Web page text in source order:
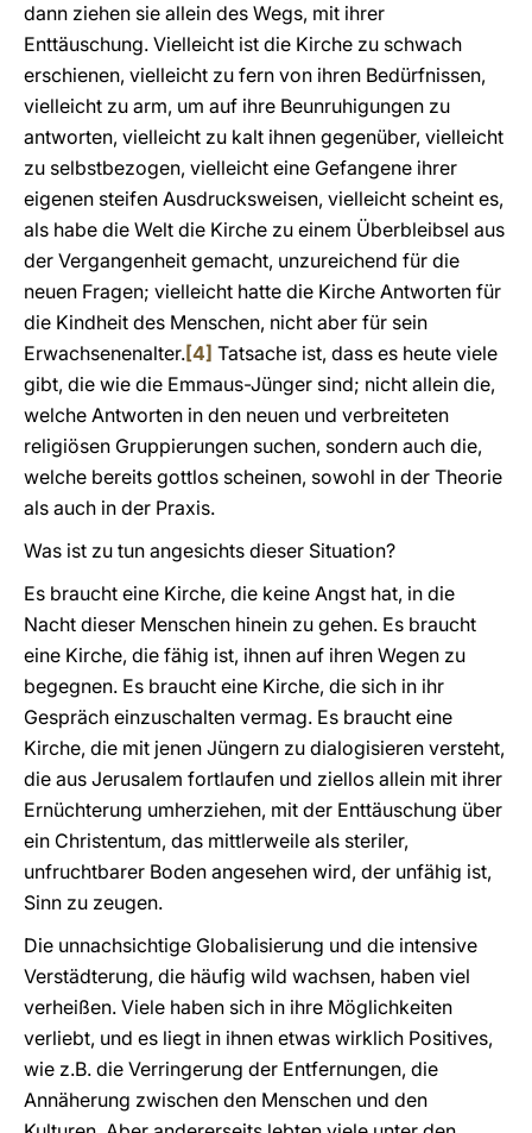
dann ziehen sie allein des Wegs, mit ihrer
Enttäuschung. Vielleicht ist die Kirche zu schwach
erschienen, vielleicht zu fern von ihren Bedürfnissen,
vielleicht zu arm, um auf ihre Beunruhigungen zu
antworten, vielleicht zu kalt ihnen gegenüber, vielleicht
zu selbstbezogen, vielleicht eine Gefangene ihrer
eigenen steifen Ausdrucksweisen, vielleicht scheint es,
als habe die Welt die Kirche zu einem Überbleibsel aus
der Vergangenheit gemacht, unzureichend für die
neuen Fragen; vielleicht hatte die Kirche Antworten für
die Kindheit des Menschen, nicht aber für sein
Erwachsenenalter.[4] Tatsache ist, dass es heute viele
gibt, die wie die Emmaus-Jünger sind; nicht allein die,
welche Antworten in den neuen und verbreiteten
religiösen Gruppierungen suchen, sondern auch die,
welche bereits gottlos scheinen, sowohl in der Theorie
als auch in der Praxis.
Was ist zu tun angesichts dieser Situation?
Es braucht eine Kirche, die keine Angst hat, in die
Nacht dieser Menschen hinein zu gehen. Es braucht
eine Kirche, die fähig ist, ihnen auf ihren Wegen zu
begegnen. Es braucht eine Kirche, die sich in ihr
Gespräch einzuschalten vermag. Es braucht eine
Kirche, die mit jenen Jüngern zu dialogisieren versteht,
die aus Jerusalem fortlaufen und ziellos allein mit ihrer
Ernüchterung umherziehen, mit der Enttäuschung über
ein Christentum, das mittlerweile als steriler,
unfruchtbarer Boden angesehen wird, der unfähig ist,
Sinn zu zeugen.
Die unnachsichtige Globalisierung und die intensive
Verstädterung, die häufig wild wachsen, haben viel
verheißen. Viele haben sich in ihre Möglichkeiten
verliebt, und es liegt in ihnen etwas wirklich Positives,
wie z.B. die Verringerung der Entfernungen, die
Annäherung zwischen den Menschen und den